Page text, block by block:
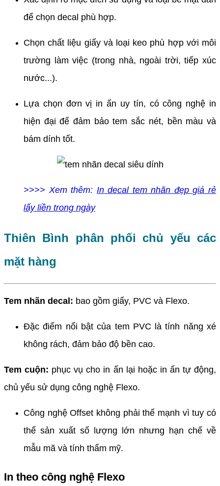
để chọn decal phù hợp.
Chọn chất liệu giấy và loại keo phù hợp với môi
trường làm việc (trong nhà, ngoài trời, tiếp xúc
nước...).
Lựa chọn đơn vị in ấn uy tín, có công nghệ in
hiện đại để đảm bảo tem sắc nét, bền màu và
bám dính tốt.
>>>> Xem thêm: In decal tem nhãn đẹp giá rẻ
lấy liền trong ngày
Thiên Bình phân phối chủ yếu các
mặt hàng
Tem nhãn decal: bao gồm giấy, PVC và Flexo.
Đặc điểm nổi bật của tem PVC là tính năng xé
không rách, đảm bảo độ bền cao.
Tem cuộn: phục vụ cho in ấn lại hoặc in ấn tự động,
chủ yếu sử dụng công nghệ Flexo.
Công nghệ Offset không phải thế mạnh vì tuy có
thể sản xuất số lượng lớn nhưng hạn chế về
mẫu mã và tính thẩm mỹ.
In theo công nghệ Flexo